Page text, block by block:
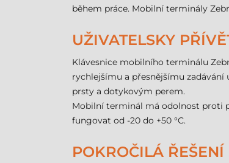
během práce. Mobilní terminály
UŽIVATELSKY
Klávesnice mobilního terminálu
rychlejšímu a přesnějšímu
prsty a dotykovým perem.
Mobilní terminál má odolnost proti
fungovat od -20 do +50 °C.
POKROČILÁ